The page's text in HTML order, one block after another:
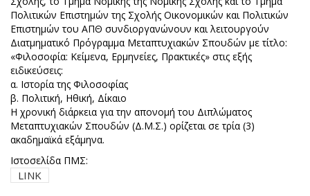
Πολιτικών Επιστημών της Σχολής Οικονομικών και Πολιτικών
Επιστημών του ΑΠΘ συνδιοργανώνουν και λειτουργούν
Διατμηματικό Πρόγραμμα Μεταπτυχιακών Σπουδών με τίτλο:
«Φιλοσοφία: Κείμενα, Ερμηνείες, Πρακτικές» στις εξής
ειδικεύσεις:
α. Ιστορία της Φιλοσοφίας
β. Πολιτική, Ηθική, Δίκαιο
Η χρονική διάρκεια για την απονομή του Διπλώματος
Μεταπτυχιακών Σπουδών (Δ.Μ.Σ.) ορίζεται σε τρία (3)
ακαδημαϊκά εξάμηνα.
Ιστοσελίδα ΠΜΣ:
LINK